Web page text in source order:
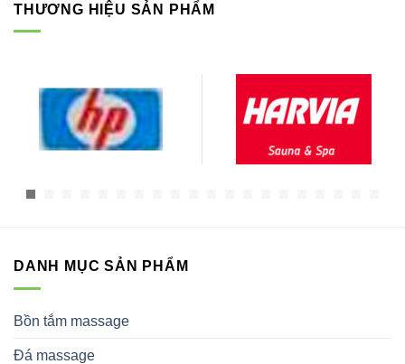
THƯƠNG HIỆU SẢN PHẨM
DANH MỤC SẢN PHẨM
Bồn tắm massage
Đá massage